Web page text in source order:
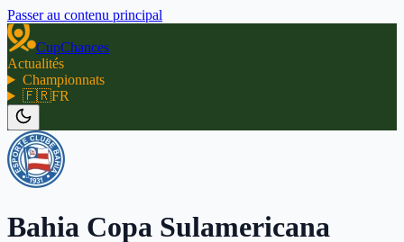
Passer au contenu principal
CupChances
Actualités
Championnats
🇫🇷FR
Bahia Copa Sulamericana